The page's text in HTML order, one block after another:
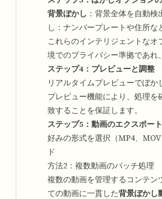
背景ぼかし ：背景全体を自動
し：ナンバープレートや住所
これらのインテリジェントな
境でのプライバシー準拠であれ、
ステップ4：プレビューと調整
リアルタイムプレビューでぼ
プレビュー機能により、処理を
致することを保証します。
ステップ5：動画のエクスポート
好みの形式を選択（MP4、
ド
方法2：複数動画のバッチ処理
複数の動画を管理するコンテ
ての動画に一貫した背景ぼかし